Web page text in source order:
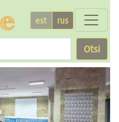
est rus
Otsi